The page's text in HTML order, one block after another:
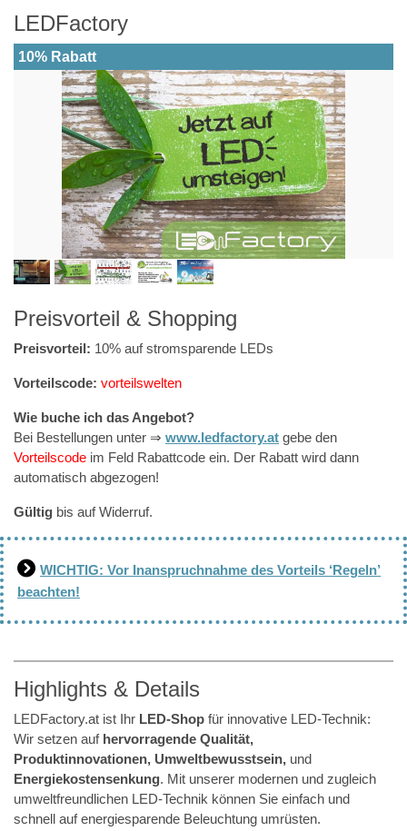
LEDFactory
10% Rabatt
Preisvorteil & Shopping
Preisvorteil: 10% auf stromsparende LEDs
Vorteilscode: vorteilswelten
Wie buche ich das Angebot?
Bei Bestellungen unter ⇒ www.ledfactory.at gebe den
Vorteilscode im Feld Rabattcode ein. Der Rabatt wird dann
automatisch abgezogen!
Gültig bis auf Widerruf.
WICHTIG: Vor Inanspruchnahme des Vorteils ‘Regeln’
beachten!
Highlights & Details
LEDFactory.at ist Ihr LED-Shop für innovative LED-Technik:
Wir setzen aufhervorragende Qualität,
Produktinnovationen, Umweltbewusstsein, und
Energiekostensenkung. Mit unserer modernen und zugleich
umweltfreundlichen LED-Technik können Sie einfach und
schnell auf energiesparende Beleuchtung umrüsten.